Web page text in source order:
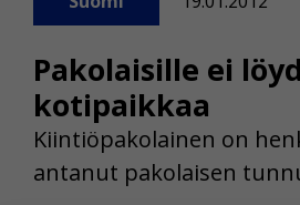
Pakolaisille ei
kotipaikkaa
Kiintiöpakolainen on
antanut pakolaisen